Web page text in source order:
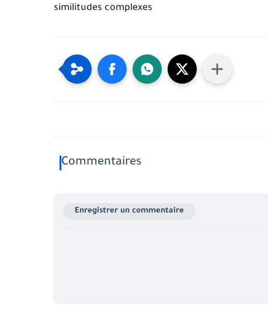
similitudes complexes
Commentaires
Enregistrer un commentaire